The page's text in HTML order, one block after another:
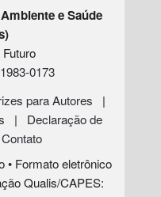
e Saúde
1983-0173
para Autores
|
|
Declaração de
Contato
• Formato eletrônico
Qualis/CAPES: